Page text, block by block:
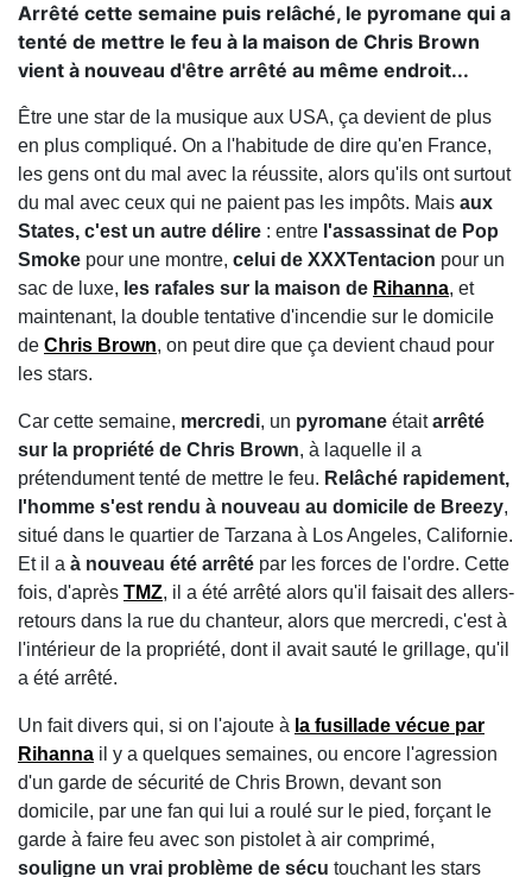
Arrêté cette semaine puis relâché, le pyromane qui a
tenté de mettre le feu à la maison de Chris Brown
vient à nouveau d'être arrêté au même endroit...
Être une star de la musique aux USA, ça devient de plus
en plus compliqué. On a l'habitude de dire qu'en France,
les gens ont du mal avec la réussite, alors qu'ils ont surtout
du mal avec ceux qui ne paient pas les impôts. Mais aux
States, c'est un autre délire : entre l'assassinat de Pop
Smoke pour une montre, celui de XXXTentacion pour un
sac de luxe, les rafales sur la maison de Rihanna, et
maintenant, la double tentative d'incendie sur le domicile
de Chris Brown, on peut dire que ça devient chaud pour
les stars.
Car cette semaine, mercredi, un pyromane étaitarrêté
sur la propriété de Chris Brown, à laquelle il a
prétendument tenté de mettre le feu. Relâché rapidement,
l'homme s'est rendu à nouveau au domicile de Breezy,
situé dans le quartier de Tarzana à Los Angeles, Californie.
Et il a à nouveau été arrêté par les forces de l'ordre. Cette
fois, d'après TMZ, il a été arrêté alors qu'il faisait des allers-
retours dans la rue du chanteur, alors que mercredi, c'est à
l'intérieur de la propriété, dont il avait sauté le grillage, qu'il
a été arrêté.
Un fait divers qui, si on l'ajoute à la fusillade vécue par
Rihanna il y a quelques semaines, ou encore l'agression
d'un garde de sécurité de Chris Brown, devant son
domicile, par une fan qui lui a roulé sur le pied, forçant le
garde à faire feu avec son pistolet à air comprimé,
souligne un vrai problème de sécu touchant les stars